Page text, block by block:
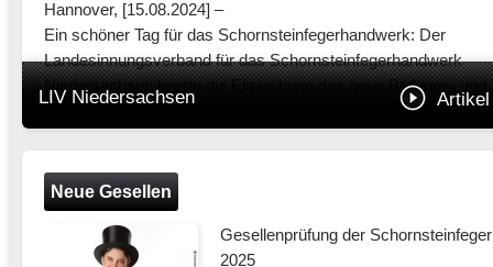
LIV Niedersachsen
Hannover, [15.08.2024] –
Ein schöner Tag für das Schornsteinfegerhandwerk: Der
Landesinnungsverband für das Schornsteinfegerhandwerk
Niedersachsen feierte die Einweihung des neue Bildungs- und
Auf einem weitläufigen Areal von 14.000 Quadratmetern
architektonisch ansprechendes Gebäudeensemble
eingebunden in einer mit alten Baumbestand ausgestatteten
Umgebung. Drei moderne Gebäude, die den Anforderungen an
Neue Gesellen
Gesellenprüfung der Schornsteinfeger
2025